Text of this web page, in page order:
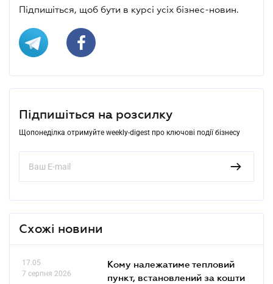
Підпишіться, щоб бути в курсі усіх бізнес-новин.
Підпишіться на розсилку
Щопонеділка отримуйте weekly-digest про ключові події бізнесу
Схожі новини
17.05
7 серпня 2026
Кому належатиме тепловий
пункт, встановлений за кошти